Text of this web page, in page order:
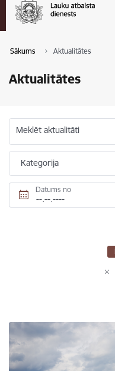
Sākums Aktualitātes
Aktualitātes
Meklēt aktualitāti
Kategorija
Datums no